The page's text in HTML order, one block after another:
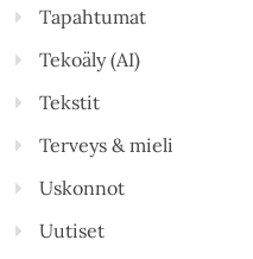
Tapahtumat
Tekoäly (AI)
Tekstit
Terveys & mieli
Uskonnot
Uutiset